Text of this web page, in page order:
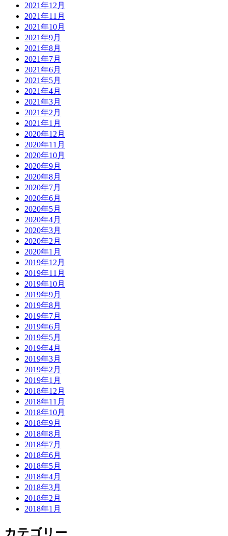
2021年12月
2021年11月
2021年10月
2021年9月
2021年8月
2021年7月
2021年6月
2021年5月
2021年4月
2021年3月
2021年2月
2021年1月
2020年12月
2020年11月
2020年10月
2020年9月
2020年8月
2020年7月
2020年6月
2020年5月
2020年4月
2020年3月
2020年2月
2020年1月
2019年12月
2019年11月
2019年10月
2019年9月
2019年8月
2019年7月
2019年6月
2019年5月
2019年4月
2019年3月
2019年2月
2019年1月
2018年12月
2018年11月
2018年10月
2018年9月
2018年8月
2018年7月
2018年6月
2018年5月
2018年4月
2018年3月
2018年2月
2018年1月
カテゴリー